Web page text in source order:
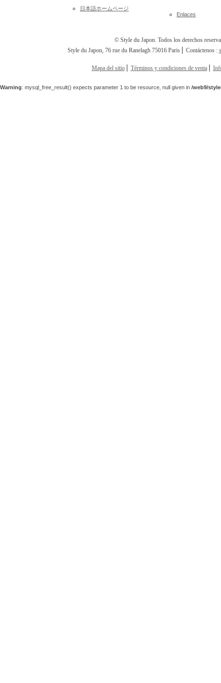
日本語ホームページ
Enlaces
© Style du Japon. Todos los derechos
Style du Japon, 76 rue du Ranelagh 75016 Paris ⎢ Contáctenos :
Mapa del sitio⎢ Términos y condiciones de venta⎢
Warning: mysql_free_result() expects parameter 1 to be resource, null given in /web9/